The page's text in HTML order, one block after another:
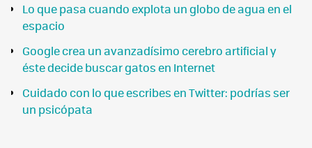
Lo que pasa cuando explota un globo de agua en el
espacio
Google crea un avanzadísimo cerebro artificial y
éste decide buscar gatos en Internet
Cuidado con lo que escribes en Twitter: podrías ser
un psicópata